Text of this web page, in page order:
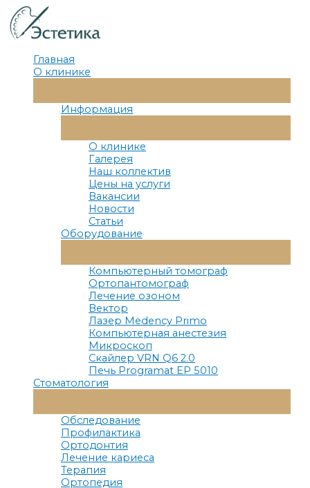
Перейти
к
содержимому
Главная
О клинике
Меню
Информация
Меню
О клинике
Галерея
Наш коллектив
Цены на услуги
Вакансии
Новости
Статьи
Оборудование
Меню
Компьютерный томограф
Ортопантомограф
Лечение озоном
Вектор
Лазер Medency Primo
Компьютерная анестезия
Микроскоп
Скайлер VRN Q6 2.0
Печь Programat EP 5010
Стоматология
Меню
Обследование
Профилактика
Ортодонтия
Лечение кариеса
Терапия
Ортопедия